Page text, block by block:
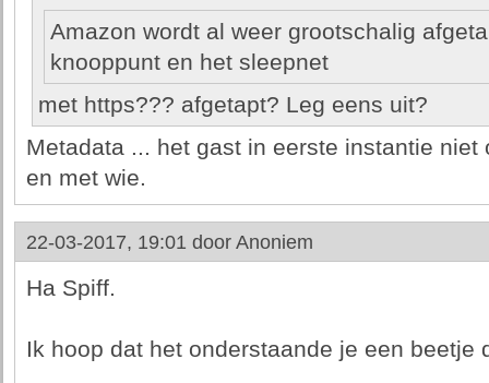
Amazon wordt al weer grootschalig
knooppunt en het sleepnet
met https??? afgetapt? Leg eens uit?
Metadata ... het gast in eerste instantie niet
en met wie.
22-03-2017, 19:01 door Anoniem
Ha Spiff.
Ik hoop dat het onderstaande je een beetje